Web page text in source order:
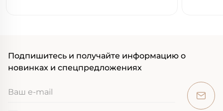
Подпишитесь и получайте информацию о
новинках и спецпредложениях